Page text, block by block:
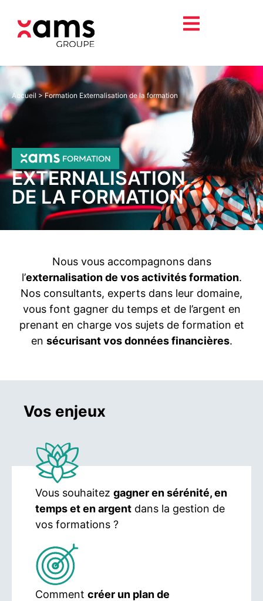
Accueil >Formation Externalisation de la formation
EXTERNALISATION
DE LA FORMATION
Nous vous accompagnons dans
l’externalisation de vos activités formation.
Nos consultants, experts dans leur domaine,
vous font gagner du temps et de l’argent en
prenant en charge vos sujets de formation et
en sécurisant vos données financières.
Vos enjeux
Vous souhaitez gagner en sérénité, en
temps et en argent dans la gestion de
vos formations ?
Comment créer un plan de